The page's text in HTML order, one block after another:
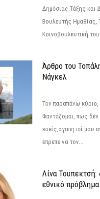
Δημόσιας Τάξης και
Βουλευτής
Κοινοβουλευτική
Άρθρο του
Νάγκελ
Τον παραπάνω
Φαντάζομαι, πως δεν
εσείς,αγαπητοί μου
έπρεπε να τον...
Λίνα Τουπεκτσή:
εθνικό πρόβλημα